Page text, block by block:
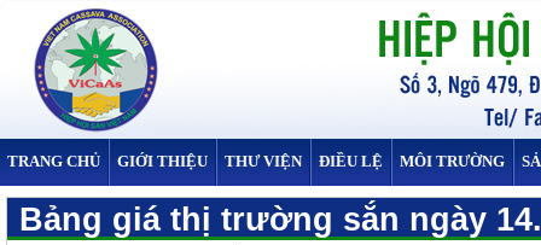
TRANG CHỦ GIỚI THIỆU THƯ VIỆN ĐIỀU LỆ MÔI TRƯỜNG
Bảng giá thị trường sắn ngày